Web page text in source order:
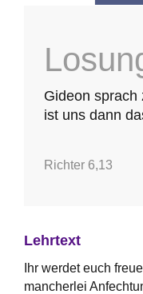
Gideon sprach
ist uns dann
Richter 6,13
Lehrtext
Ihr werdet euch
mancherlei